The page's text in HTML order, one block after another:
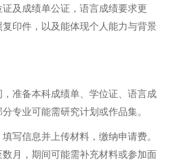
及成绩单公证，语言成绩要求更
印件，以及能体现个人能力与背景
准备本科成绩单、学位证、语言成
专业可能需研究计划或作品集。
写信息并上传材料，缴纳申请费。
月，期间可能需补充材料或参加面